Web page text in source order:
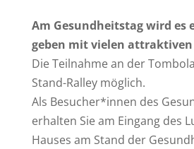
Am Gesundheitstag wird es
geben mit vielen
Die Teilnahme an der
Stand-Ralley möglich.
Als Besucher*innen des
erhalten Sie am Eingang des
Hauses am Stand der